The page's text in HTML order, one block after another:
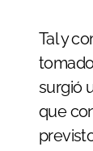
Tal y
surgió
que